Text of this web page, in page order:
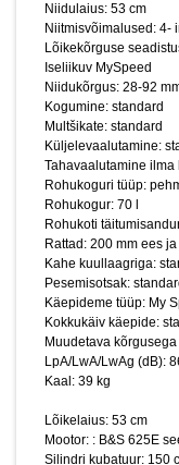
Muudetava
täiesti uus,
laseb niidukil
käepidemest,
Külgväljaviske
Niidulaius: 53 cm
Niitmisvõimalused: 4-
Lõikekõrguse
Iseliikuv MySpeed
Niidukõrgus: 28-92
Kogumine: standard
Multšikate: standard
Küljelevaalutamine:
Tahavaalutamine ilma
Rohukoguri tüüp:
Rohukogur: 70 l
Rohukoti
Rattad: 200 mm ees
Kahe kuullaagriga:
Pesemisotsak:
Käepideme tüüp: My
Kokkukäiv käepide:
Muudetava
LpA/LwA/LwAg (dB):
Kaal: 39 kg
Lõikelaius: 53 cm
Mootor: : B&S 625E
Silindri kubatuur: 150